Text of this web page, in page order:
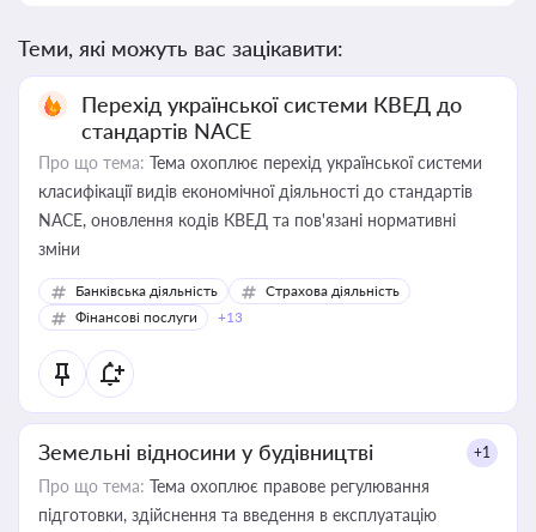
Теми, які можуть вас зацікавити:
Перехід української системи КВЕД до
стандартів NACE
Про що тема: Тема охоплює перехід української системи
класифікації видів економічної діяльності до стандартів
NACE, оновлення кодів КВЕД та пов'язані нормативні
зміни
Банківська діяльність
Страхова діяльність
Фінансові послуги
+13
Земельні відносини у будівництві +1
Про що тема: Тема охоплює правове регулювання
підготовки, здійснення та введення в експлуатацію